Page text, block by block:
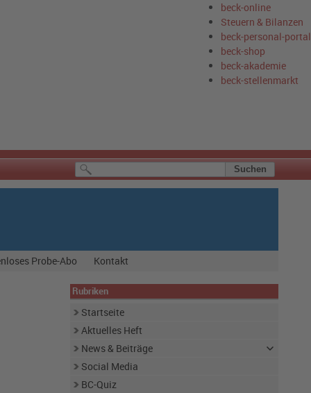
beck-online
Steuern & Bilanzen
beck-personal-portal
beck-shop
beck-akademie
beck-stellenmarkt
Probe-Abo Kontakt
Rubriken
Startseite
Aktuelles Heft
News & Beiträge
Social Media
BC-Quiz